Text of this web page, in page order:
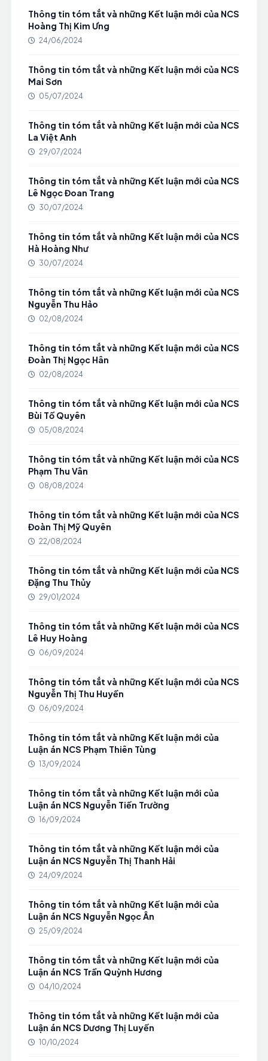
Thông tin tóm tắt và những Kết luận mới của NCS
Hoàng Thị Kim Ưng
24/06/2024
Thông tin tóm tắt và những Kết luận mới của NCS
Mai Sơn
05/07/2024
Thông tin tóm tắt và những Kết luận mới của NCS
La Việt Anh
29/07/2024
Thông tin tóm tắt và những Kết luận mới của NCS
Lê Ngọc Đoan Trang
30/07/2024
Thông tin tóm tắt và những Kết luận mới của NCS
Hà Hoàng Như
30/07/2024
Thông tin tóm tắt và những Kết luận mới của NCS
Nguyễn Thu Hảo
02/08/2024
Thông tin tóm tắt và những Kết luận mới của NCS
Đoàn Thị Ngọc Hân
02/08/2024
Thông tin tóm tắt và những Kết luận mới của NCS
Bùi Tố Quyên
05/08/2024
Thông tin tóm tắt và những Kết luận mới của NCS
Phạm Thu Vân
08/08/2024
Thông tin tóm tắt và những Kết luận mới của NCS
Đoàn Thị Mỹ Quyên
22/08/2024
Thông tin tóm tắt và những Kết luận mới của NCS
Đặng Thu Thủy
29/01/2024
Thông tin tóm tắt và những Kết luận mới của NCS
Lê Huy Hoàng
06/09/2024
Thông tin tóm tắt và những Kết luận mới của NCS
Nguyễn Thị Thu Huyền
06/09/2024
Thông tin tóm tắt và những Kết luận mới của
Luận án NCS Phạm Thiên Tùng
13/09/2024
Thông tin tóm tắt và những Kết luận mới của
Luận án NCS Nguyễn Tiến Trường
16/09/2024
Thông tin tóm tắt và những Kết luận mới của
Luận án NCS Nguyễn Thị Thanh Hải
24/09/2024
Thông tin tóm tắt và những Kết luận mới của
Luận án NCS Nguyễn Ngọc Ân
25/09/2024
Thông tin tóm tắt và những Kết luận mới của
Luận án NCS Trần Quỳnh Hương
04/10/2024
Thông tin tóm tắt và những Kết luận mới của
Luận án NCS Dương Thị Luyến
10/10/2024